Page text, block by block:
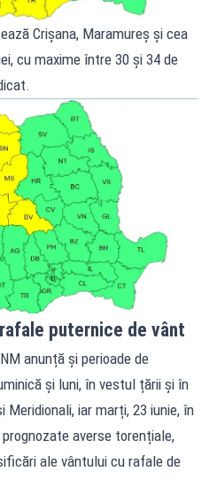
Crișana, Maramureș și cea
cu maxime între 30 și 34 de
puternice de vânt
anunță și perioade de
și luni, în vestul țării și în
Meridionali, iar marți, 23 iunie, în
averse torențiale,
ale vântului cu rafale de